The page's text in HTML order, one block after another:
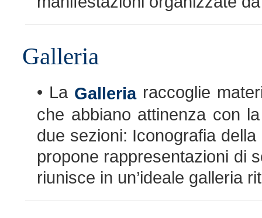
Galleria
• La Galleria raccoglie
che abbiano attinenza con
due sezioni: Iconografia
propone rappresentazioni di
riunisce in un’ideale galleria